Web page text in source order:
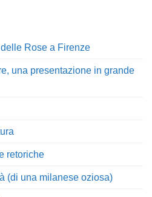
Rose a Firenze
una presentazione in grande
retoriche
(di una milanese oziosa)